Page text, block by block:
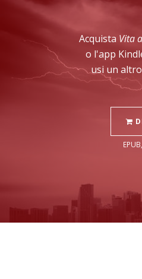
Acquista Vita
o l'app
usi un